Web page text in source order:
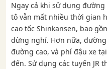
Ngay cả khi sử dụng
tô vẫn mất nhiều thời gian
cao tốc Shinkansen, bao
dừng nghỉ. Hơn nữa,
đường cao, và phí đậu xe
đến. Sử dụng các tuyến JR